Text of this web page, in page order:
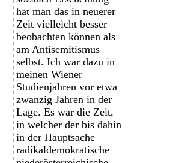
hat man das in neuerer
Zeit vielleicht besser
beobachten können als
am Antisemitismus
selbst. Ich war dazu in
meinen Wiener
Studienjahren vor etwa
zwanzig Jahren in der
Lage. Es war die Zeit,
in welcher der bis dahin
in der Hauptsache
radikaldemokratische